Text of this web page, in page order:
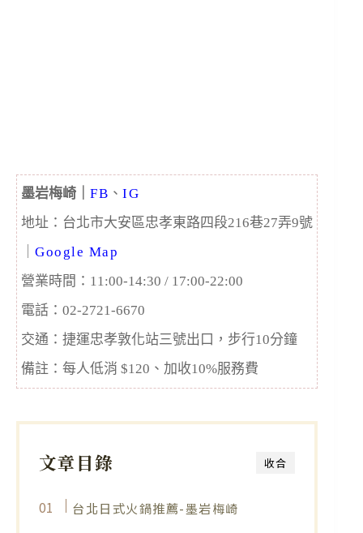
墨岩梅崎｜ FB 、 IG
地址： 台北市大安區忠孝東路四段216巷27弄9號
Google Map
營業時間：11:00-14:30 / 17:00-22:00
電話：02-2721-6670
交通：捷運忠孝敦化站三號出口，步行10分鐘
備註：每人低消 $120、加收10%服務費
收合
文章目錄
台北日式火鍋推薦-墨岩梅崎